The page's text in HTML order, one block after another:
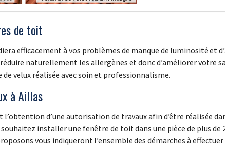
de toit
efficacement à vos problèmes de manque de luminosité et
naturellement les allergènes et donc d’améliorer votre
velux réalisée avec soin et professionnalisme.
à Aillas
l’obtention d’une autorisation de travaux afin d’être réalisée
souhaitez installer une fenêtre de toit dans une pièce de plus de
vous indiqueront l’ensemble des démarches à